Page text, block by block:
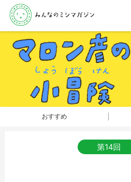
おすすめ
第14回